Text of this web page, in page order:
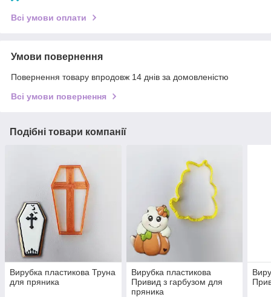
Всі умови оплати
Умови повернення
Повернення товару впродовж 14 днів за домовленістю
Всі умови повернення
Подібні товари компанії
Вирубка пластикова Труна
для пряника
Вирубка пластикова
Привид з гарбузом для
пряника